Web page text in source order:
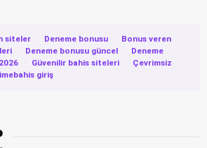
siteler · Deneme bonusu ·
Bonus veren
· Deneme bonusu güncel ·
Deneme
· Güvenilir bahis siteleri ·
Çevrimsiz
giriş